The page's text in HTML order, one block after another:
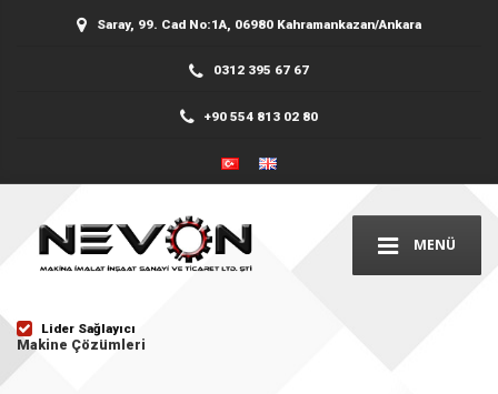
Saray, 99. Cad No:1A, 06980 Kahramankazan/Ankara
0312 395 67 67
+90 554 813 02 80
MENÜ
Lider Sağlayıcı
Makine Çözümleri